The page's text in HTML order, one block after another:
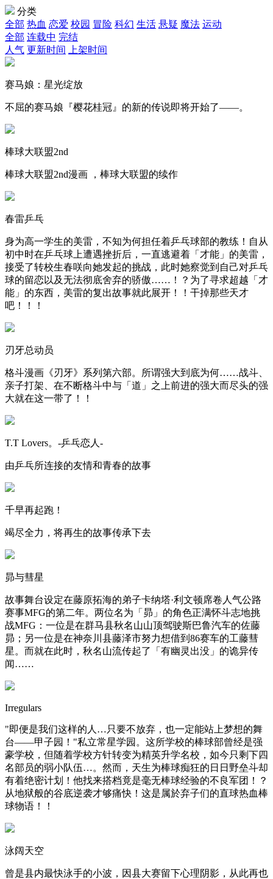
分类
全部 热血 恋爱 校园 冒险 科幻 生活 悬疑 魔法 运动
全部 连载中 完结
人气 更新时间 上架时间
赛马娘：星光绽放
不屈的赛马娘『樱花桂冠』的新的传说即将开始了——。
棒球大联盟2nd
棒球大联盟2nd漫画 ，棒球大联盟的续作
春雷乒乓
身为高一学生的美雷，不知为何担任着乒乓球部的教练！自从
初中时在乒乓球上遭遇挫折后，一直逃避着「才能」的美雷，
接受了转校生春咲向她发起的挑战，此时她察觉到自己对乒乓
球的留恋以及无法彻底舍弃的骄傲……！？为了寻求超越「才
能」的东西，美雷的复出故事就此展开！！干掉那些天才
吧！！！
刃牙总动员
格斗漫画《刃牙》系列第六部。所谓强大到底为何……战斗、
亲子打架、在不断格斗中与「道」之上前进的强大而尽头的强
大就在这一带了！！
T.T Lovers。-乒乓恋人-
由乒乓所连接的友情和青春的故事
千早再起跑！
竭尽全力，将再生的故事传承下去
昴与彗星
故事舞台设定在藤原拓海的弟子卡纳塔·利文顿席卷人气公路
赛事MFG的第二年。两位名为「昴」的角色正满怀斗志地挑
战MFG：一位是在群马县秋名山山顶驾驶斯巴鲁汽车的佐藤
昴；另一位是在神奈川县藤泽市努力想借到86赛车的工藤彗
星。而就在此时，秋名山流传起了「有幽灵出没」的诡异传
闻……
Irregulars
"即便是我们这样的人…只要不放弃，也一定能站上梦想的舞
台——甲子园！"私立常星学园。这所学校的棒球部曾经是强
豪学校，但随着学校方针转变为精英升学名校，如今只剩下四
名部员的弱小队伍…。然而，天生为棒球痴狂的日日野垒斗却
有着绝密计划！他找来搭档竟是毫无棒球经验的不良军团！？
从地狱般的谷底逆袭才够痛快！这是属於弃子们的直球热血棒
球物语！！
泳阔天空
曾是县内最快泳手的小波，因县大赛留下心理阴影，从此再也